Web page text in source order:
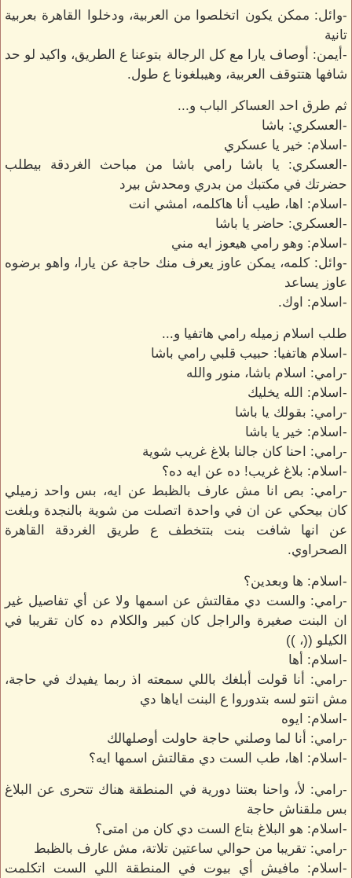
-وائل: ممكن يكون اتخلصوا من العربية، ودخلوا القاهرة بعربية
تانية
-أيمن: أوصاف يارا مع كل الرجالة بتوعنا ع الطريق، واكيد لو حد
شافها هتتوقف العربية، وهيبلغونا ع طول.
ثم طرق احد العساكر الباب و...
-العسكري: باشا
-اسلام: خير يا عسكري
-العسكري: يا باشا رامي باشا من مباحث الغردقة بيطلب
حضرتك في مكتبك من بدري ومحدش بيرد
-اسلام: اها، طيب أنا هاكلمه، امشي انت
-العسكري: حاضر يا باشا
-اسلام: وهو رامي هيعوز ايه مني
-وائل: كلمه، يمكن عاوز يعرف منك حاجة عن يارا، واهو برضوه
عاوز يساعد
-اسلام: اوك.
طلب اسلام زميله رامي هاتفيا و...
-اسلام هاتفيا: حبيب قلبي رامي باشا
-رامي: اسلام باشا، منور والله
-اسلام: الله يخليك
-رامي: بقولك يا باشا
-اسلام: خير يا باشا
-رامي: احنا كان جالنا بلاغ غريب شوية
-اسلام: بلاغ غريب! ده عن ايه ده؟
-رامي: بص انا مش عارف بالظبط عن ايه، بس واحد زميلي
كان بيحكي عن ان في واحدة اتصلت من شوية بالنجدة وبلغت
عن انها شافت بنت بتتخطف ع طريق الغردقة القاهرة
الصحراوي.
-اسلام: ها وبعدين؟
-رامي: والست دي مقالتش عن اسمها ولا عن أي تفاصيل غير
ان البنت صغيرة والراجل كان كبير والكلام ده كان تقريبا في
الكيلو ((، ))
-اسلام: أها
-رامي: أنا قولت أبلغك باللي سمعته اذ ربما يفيدك في حاجة،
مش انتو لسه بتدوروا ع البنت اياها دي
-اسلام: ايوه
-رامي: أنا لما وصلني حاجة حاولت أوصلهالك
-اسلام: اها، طب الست دي مقالتش اسمها ايه؟
-رامي: لأ، واحنا بعتنا دورية في المنطقة هناك تتحرى عن البلاغ
بس ملقناش حاجة
-اسلام: هو البلاغ بتاع الست دي كان من امتى؟
-رامي: تقريبا من حوالي ساعتين تلاتة، مش عارف بالظبط
-اسلام: مافيش أي بيوت في المنطقة اللي الست اتكلمت